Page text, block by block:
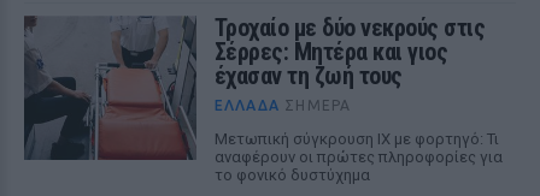
Τροχαίο με δύο νεκρούς στις
Σέρρες: Μητέρα και γιος
έχασαν τη ζωή τους
ΕΛΛΆΔΑ ΣΉΜΕΡΑ
Μετωπική σύγκρουση ΙΧ με φορτηγό: Τι
αναφέρουν οι πρώτες πληροφορίες για
το φονικό δυστύχημα